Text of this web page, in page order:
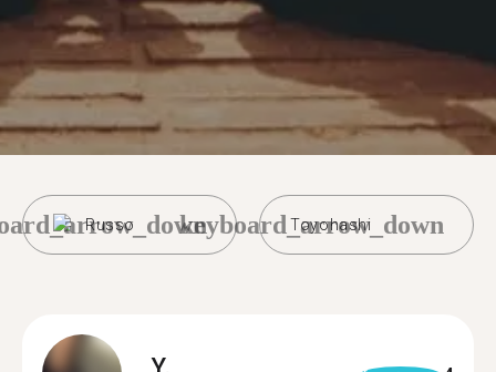
Russo Toyohashi
keyboard_arrow_down
Y.